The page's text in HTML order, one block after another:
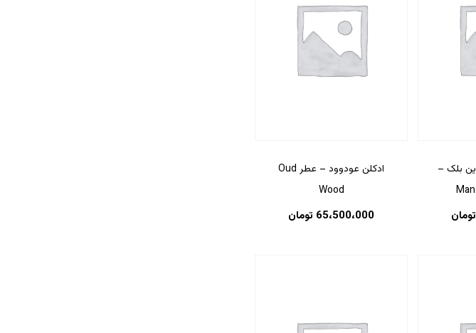
بلک –
تومان
ادکلن عودوود – عطر Oud
Wood
65،500،000 تومان